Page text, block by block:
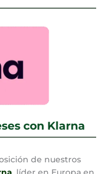
con Klarna
de nuestros